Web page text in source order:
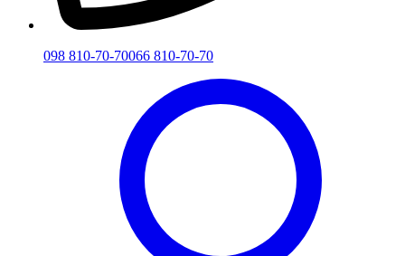
098 810-70-70066 810-70-70